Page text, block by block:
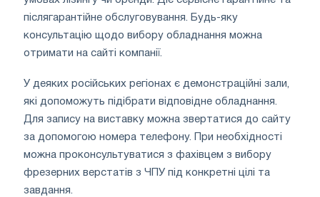
післягарантійне обслуговування. Будь-яку
консультацію щодо вибору обладнання можна
отримати на сайті компанії.
У деяких російських регіонах є демонстраційні зали,
які допоможуть підібрати відповідне обладнання.
Для запису на виставку можна звертатися до сайту
за допомогою номера телефону. При необхідності
можна проконсультуватися з фахівцем з вибору
фрезерних верстатів з ЧПУ під конкретні цілі та
завдання.